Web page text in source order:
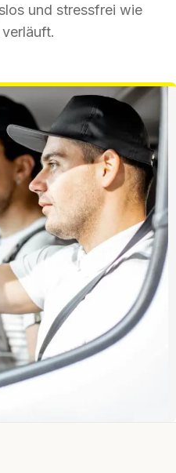
und stressfrei wie